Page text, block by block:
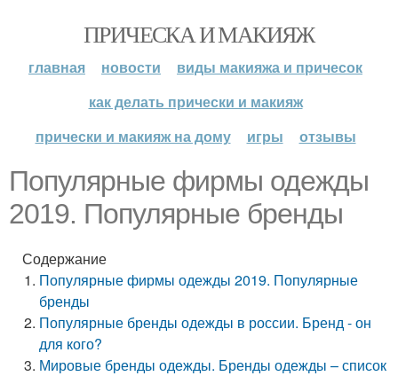
ПРИЧЕСКА И МАКИЯЖ
главная новости
виды макияжа и причесок
как делать прически и макияж
прически и макияж на дому
игры отзывы
Популярные фирмы одежды
2019. Популярные бренды
Содержание
Популярные фирмы одежды 2019. Популярные
бренды
Популярные бренды одежды в россии. Бренд - он
для кого?
Мировые бренды одежды. Бренды одежды – список